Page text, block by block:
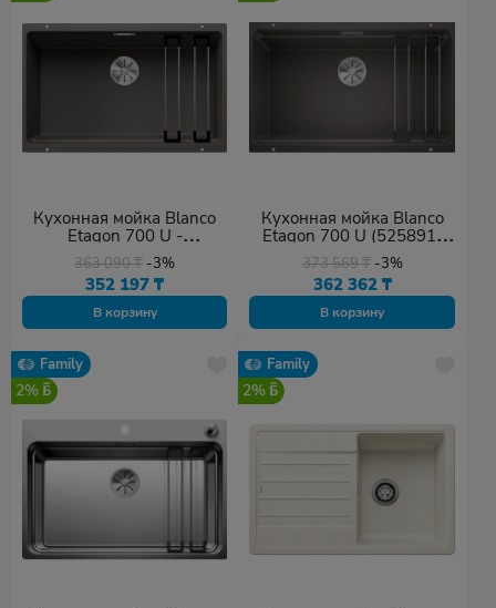
Кухонная мойка Blanco
Etagon 700 U -
вулканический серый
(527261) 73х46х20 см,
искусственный гранит,
тон вулканический серый
363 090₸ -3%
352 197₸
В корзину
Кухонная мойка Blanco
Etagon 700 U (525891)
черный
373 569₸ -3%
362 362 ₸
В корзину
Family
2%
Family
2%